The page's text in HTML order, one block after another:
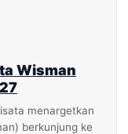
Wisman
menargetkan
berkunjung ke